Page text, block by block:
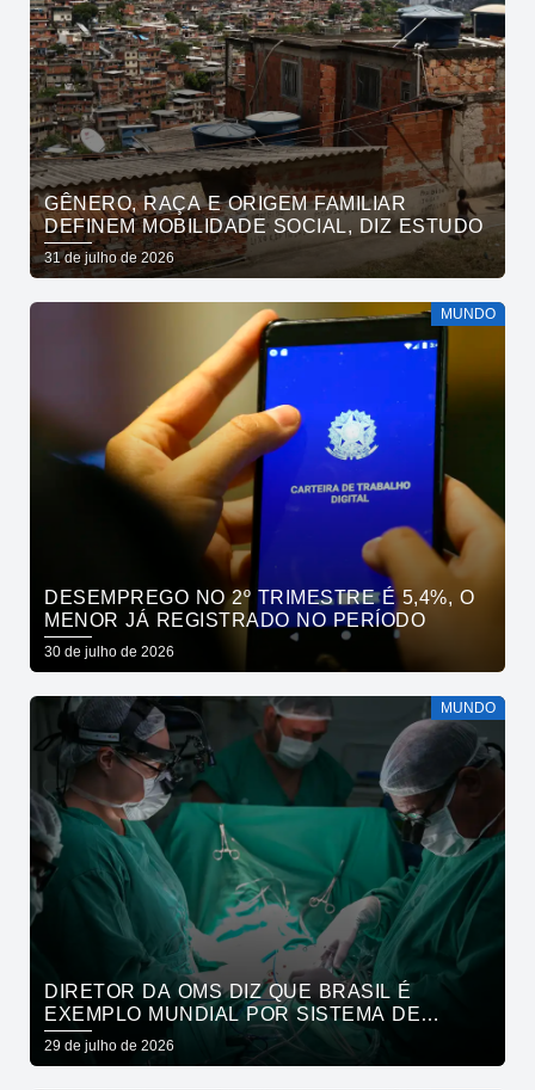
GÊNERO, RAÇA E ORIGEM FAMILIAR
DEFINEM MOBILIDADE SOCIAL, DIZ ESTUDO
31 de julho de 2026
MUNDO
DESEMPREGO NO 2º TRIMESTRE É 5,4%, O
MENOR JÁ REGISTRADO NO PERÍODO
30 de julho de 2026
MUNDO
DIRETOR DA OMS DIZ QUE BRASIL É
EXEMPLO MUNDIAL POR SISTEMA DE
SAÚDE
29 de julho de 2026